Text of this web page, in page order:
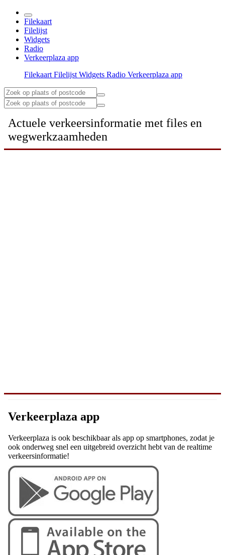
Filekaart
Filelijst
Widgets
Radio
Verkeerplaza app
Filekaart Filelijst Widgets Radio Verkeerplaza app
Actuele verkeersinformatie met files en
wegwerkzaamheden
Verkeerplaza app
Verkeerplaza is ook beschikbaar als app op smartphones, zodat je
ook onderweg snel een uitgebreid overzicht hebt van de realtime
verkeersinformatie!